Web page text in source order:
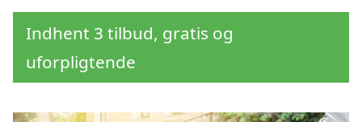
Indhent 3 tilbud, gratis og
uforpligtende